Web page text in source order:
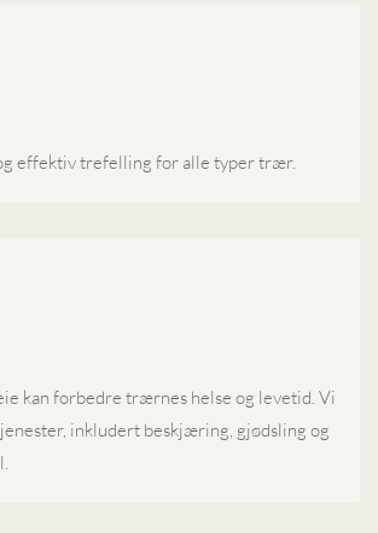
effektiv trefelling for alle typer trær.
kan forbedre trærnes helse og levetid. Vi
inkludert beskjæring, gjødsling og